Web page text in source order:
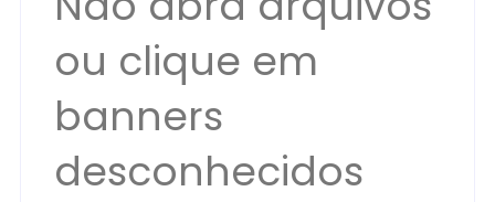
ou clique em
banners
desconhecidos